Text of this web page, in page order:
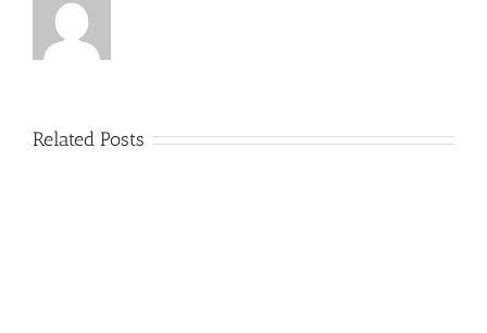
Related Posts